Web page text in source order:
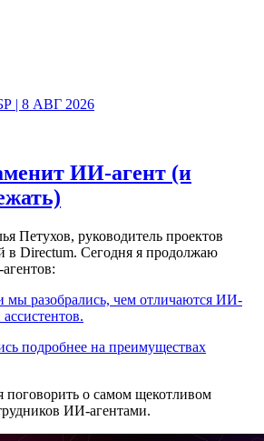
8 АВГ 2026
ИИ‑агент (и
Петухов, руководитель проектов
в Directum. Сегодня я продолжаю
мы разобрались, чем отличаются ИИ-
подробнее на преимуществах
поговорить о самом щекотливом
ИИ-агентами.